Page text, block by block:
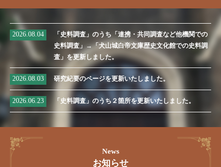
2026.08.04
「史料調査」のうち「連携・共同調査など他機関での
史料調査」→「犬山城白帝文庫歴史文化館での史料調
査」を更新しました。
2026.08.03 研究紀要のページを更新いたしました。
2026.06.23 「史料調査」のうち２箇所を更新いたしました。
News
お知らせ